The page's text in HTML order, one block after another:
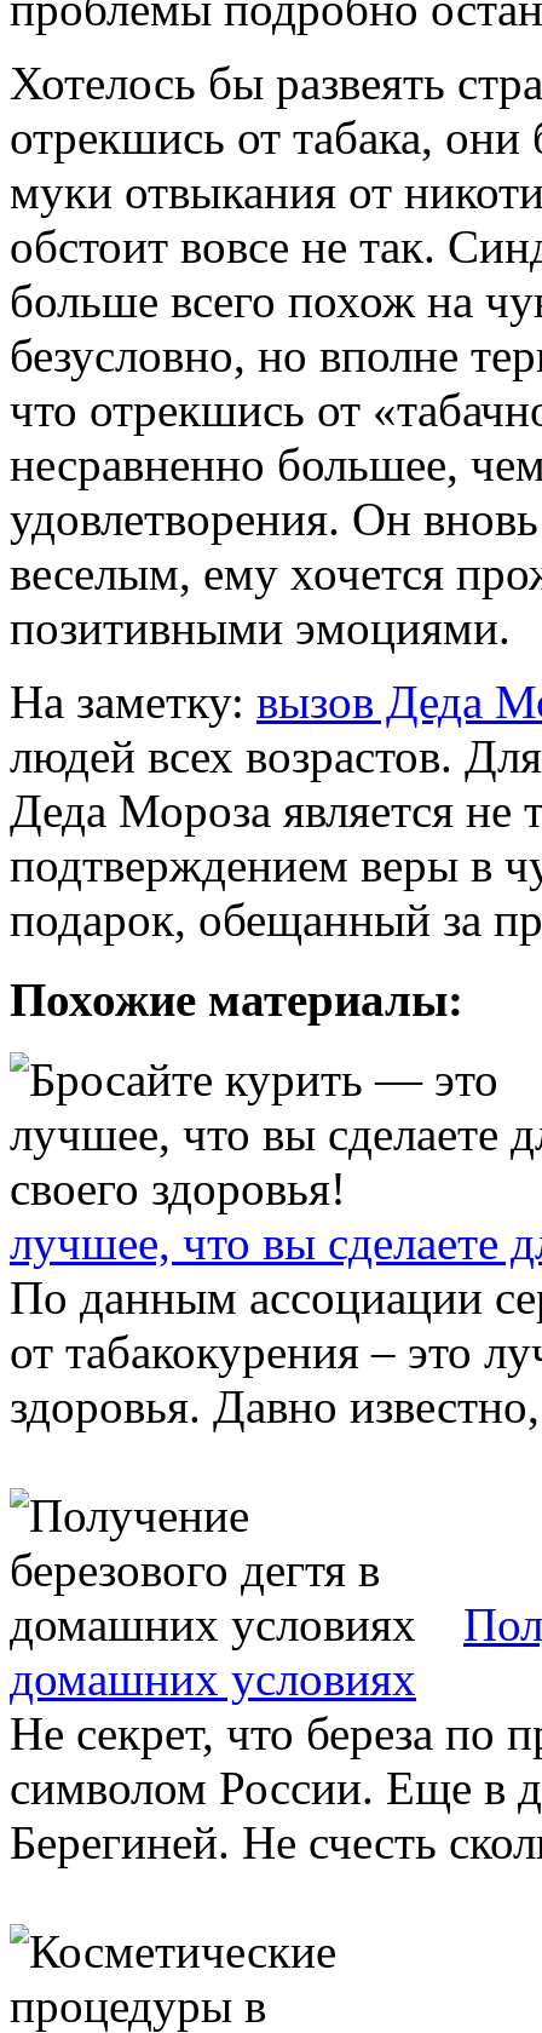
Хотелось бы развеять
отрекшись от табака,
муки отвыкания от
обстоит вовсе не так.
больше всего похож на
безусловно, но вполне
что отрекшись от
несравненно большее,
удовлетворения. Он
веселым, ему хочется
позитивными эмоциями.
На заметку: вызов Деда
людей всех возрастов.
Деда Мороза является не
подтверждением веры в
подарок, обещанный за
Похожие материалы:
лучшее, что вы сделаете
По данным ассоциации
от табакокурения – это
здоровья. Давно
домашних условиях
Не секрет, что береза по
символом России. Еще в
Берегиней. Не счесть